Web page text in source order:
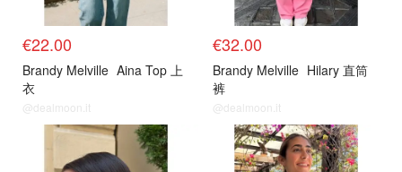
€22.00
Brandy Melville Aina Top 上
衣
@dealmoon.it
€32.00
Brandy Melville Hilary 直筒
裤
@dealmoon.it